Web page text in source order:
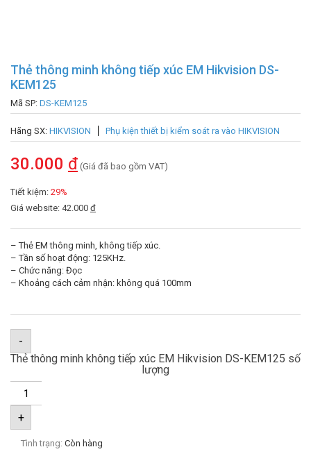
Thẻ thông minh không tiếp xúc EM Hikvision DS-
KEM125
Mã SP: DS-KEM125
Hãng SX: HIKVISION Phụ kiện thiết bị kiểm soát ra vào HIKVISION
30.000 đ (Giá đã bao gồm VAT)
Tiết kiệm: 29%
Giá website: 42.000 đ
– Thẻ EM thông minh, không tiếp xúc.
– Tần số hoạt động: 125KHz.
– Chức năng: Đọc
– Khoảng cách cảm nhận: không quá 100mm
-
Thẻ thông minh không tiếp xúc EM Hikvision DS-KEM125 số
lượng
+
Tình trạng: Còn hàng